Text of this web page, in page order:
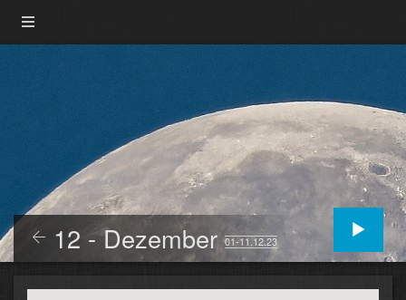
12 - Dezember01-11.12.23